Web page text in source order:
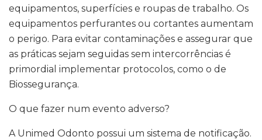
equipamentos, superfícies e roupas de trabalho. Os
equipamentos perfurantes ou cortantes aumentam
o perigo. Para evitar contaminações e assegurar que
as práticas sejam seguidas sem intercorrências é
primordial implementar protocolos, como o de
Biossegurança.
O que fazer num evento adverso?
A Unimed Odonto possui um sistema de notificação.